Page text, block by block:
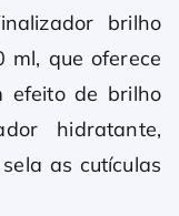
brilho
ml, que oferece
efeito de brilho
hidratante,
as cutículas